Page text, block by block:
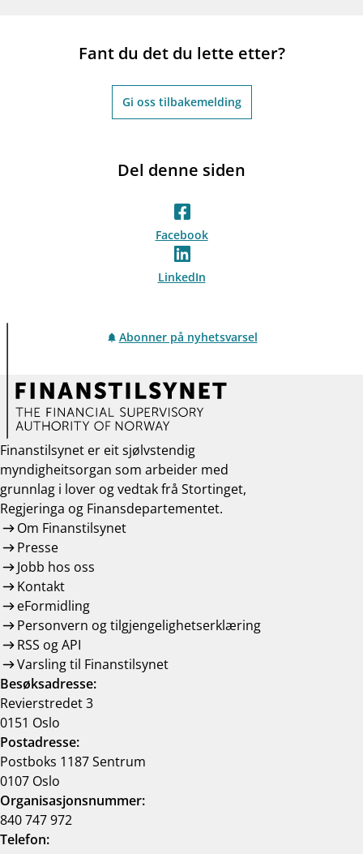
Fant du det du lette etter?
Gi oss tilbakemelding
Del denne siden
Facebook
LinkedIn
Abonner på nyhetsvarsel
Finanstilsynet er eit sjølvstendig
myndigheitsorgan som arbeider med
grunnlag i lover og vedtak frå Stortinget,
Regjeringa og Finansdepartementet.
Om Finanstilsynet
Presse
Jobb hos oss
Kontakt
eFormidling
Personvern og tilgjengelighetserklæring
RSS og API
Varsling til Finanstilsynet
Besøksadresse:
Revierstredet 3
0151 Oslo
Postadresse:
Postboks 1187 Sentrum
0107 Oslo
Organisasjonsnummer:
840 747 972
Telefon: